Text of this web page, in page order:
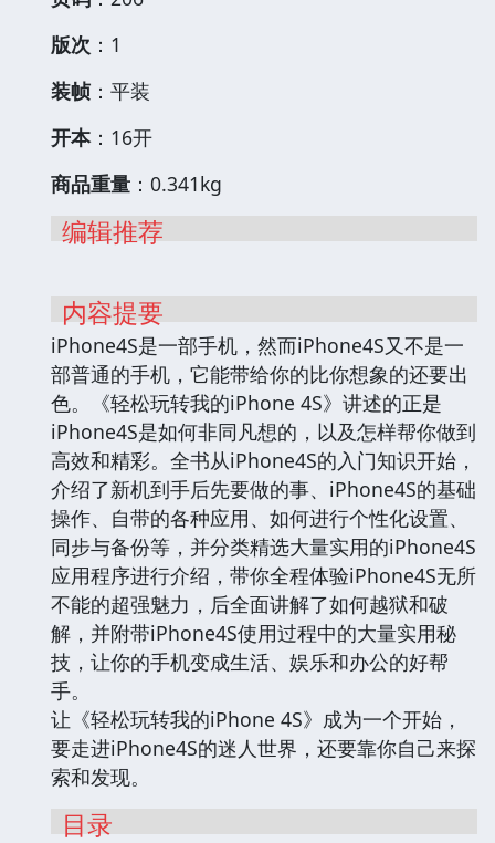
版次 ：1
装帧 ：平装
开本：16开
商品重量 ：0.341kg
编辑推荐
内容提要
iPhone4S是一部手机，然而iPhone4S又不是一
部普通的手机，它能带给你的比你想象的还要出
色。《轻松玩转我的iPhone 4S》讲述的正是
iPhone4S是如何非同凡想的，以及怎样帮你做到
高效和精彩。全书从iPhone4S的入门知识开始，
介绍了新机到手后先要做的事、iPhone4S的基础
操作、自带的各种应用、如何进行个性化设置、
同步与备份等，并分类精选大量实用的iPhone4S
应用程序进行介绍，带你全程体验iPhone4S无所
不能的超强魅力，后全面讲解了如何越狱和破
解，并附带iPhone4S使用过程中的大量实用秘
技，让你的手机变成生活、娱乐和办公的好帮
手。
让《轻松玩转我的iPhone 4S》成为一个开始，
要走进iPhone4S的迷人世界，还要靠你自己来探
索和发现。
目录